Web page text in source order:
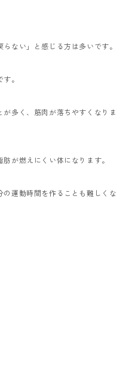
ない」と感じる方は多いです。
す。
多く、筋肉が落ちやすくなりま
が燃えにくい体になります。
運動時間を作ることも難しくな